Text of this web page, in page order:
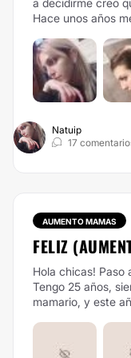
a decidirme creo
Hace unos años
Natuip
17
AUMENTO MAMAS
FELIZ
Hola chicas! Paso
Tengo 25 años,
mamario, y este